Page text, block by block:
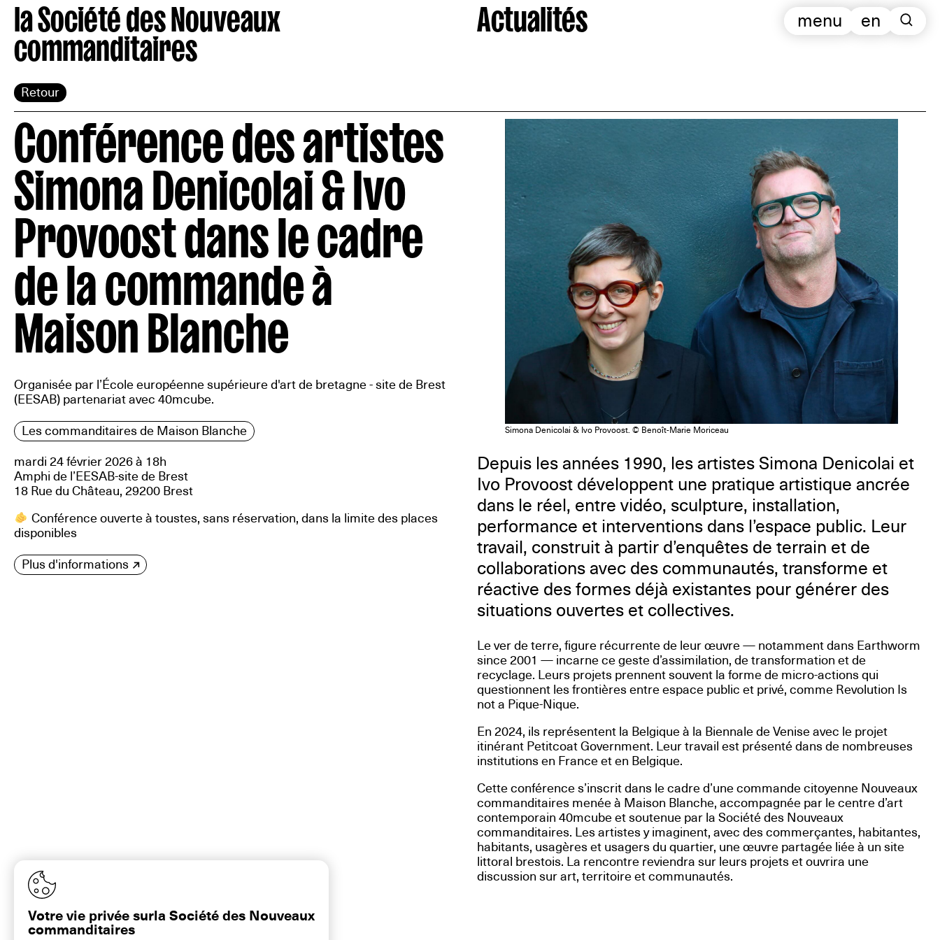
la Société des Nouveaux
commanditaires
Retour
Actualités en
menu
Conférence des artistes
Simona Denicolai & Ivo
Provoost dans le cadre
de la commande à
Maison Blanche
Organisée par l’École européenne supérieure d'art de bretagne - site de Brest
(EESAB) partenariat avec 40mcube.
Les commanditaires de Maison Blanche
mardi 24 février 2026 à 18h
Amphi de l’EESAB-site de Brest
18 Rue du Château, 29200 Brest
​ Conférence ouverte à toustes, sans réservation, dans la limite des places
disponibles
Plus d'informations
Simona Denicolai & Ivo Provoost. © Benoît-Marie Moriceau
Depuis les années 1990, les artistes Simona Denicolai et
Ivo Provoost développent une pratique artistique ancrée
dans le réel, entre vidéo, sculpture, installation,
performance et interventions dans l’espace public. Leur
travail, construit à partir d’enquêtes de terrain et de
collaborations avec des communautés, transforme et
réactive des formes déjà existantes pour générer des
situations ouvertes et collectives.
Le ver de terre, figure récurrente de leur œuvre — notamment dans Earthworm
since 2001 — incarne ce geste d’assimilation, de transformation et de
recyclage. Leurs projets prennent souvent la forme de micro-actions qui
questionnent les frontières entre espace public et privé, comme Revolution Is
not a Pique-Nique.
En 2024, ils représentent la Belgique à la Biennale de Venise avec le projet
itinérant Petitcoat Government. Leur travail est présenté dans de nombreuses
institutions en France et en Belgique.
Cette conférence s’inscrit dans le cadre d’une commande citoyenne Nouveaux
commanditaires menée à Maison Blanche, accompagnée par le centre d’art
contemporain 40mcube et soutenue par la Société des Nouveaux
commanditaires. Les artistes y imaginent, avec des commerçantes, habitantes,
habitants, usagères et usagers du quartier, une œuvre partagée liée à un site
littoral brestois. La rencontre reviendra sur leurs projets et ouvrira une
discussion sur art, territoire et communautés.
Votre vie privée surla Société des Nouveaux
commanditaires